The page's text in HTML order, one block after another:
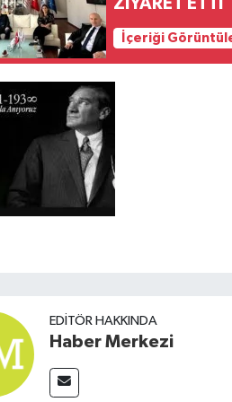
ZİYARET ETTİ
İçeriği
EDITÖR HAKKINDA
Haber Merkezi